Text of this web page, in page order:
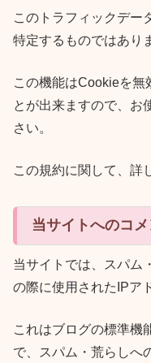
このトラフィックデー
特定するものではあり
この機能はCookieを無
とが出来ますので、お
さい。
この規約に関して、詳
当サイトへのコ
当サイトでは、スパム
の際に使用されたIPア
これはブログの標準機
で、スパム・荒らしへ